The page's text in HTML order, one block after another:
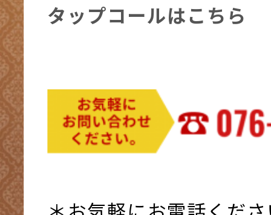
タップコールはこちら